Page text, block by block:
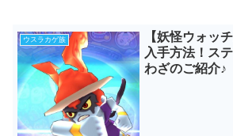
ウスラカゲ族
【妖怪ウォッ
入手方法！ス
わざのご紹介♪